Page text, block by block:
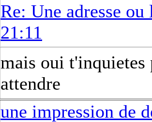
Re: Une adresse
21:11
mais oui t'inquietes
attendre
une impression de